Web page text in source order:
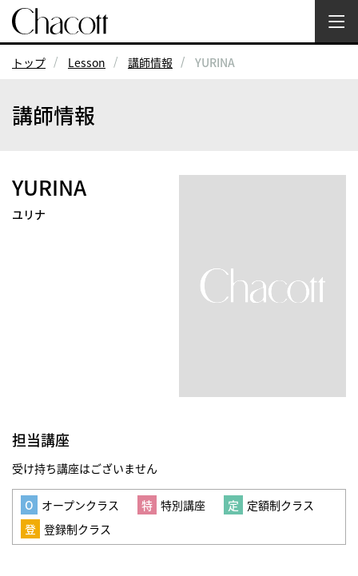
トップ Lesson 講師情報 YURINA
講師情報
YURINA
ユリナ
担当講座
受け持ち講座はございません
オープンクラス 特別講座
定額制クラス
登録制クラス